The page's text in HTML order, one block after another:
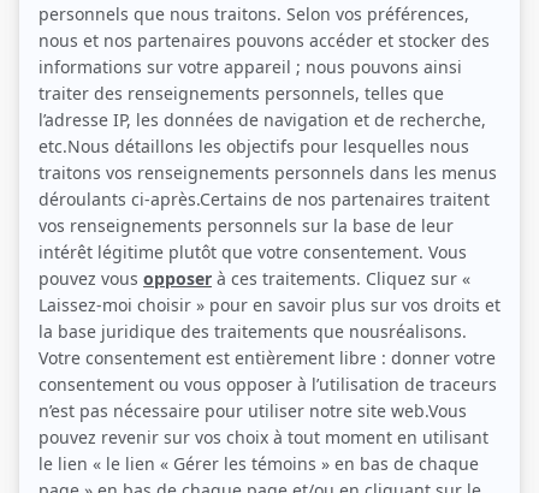
HISTOIRES EXTRAORDINAIRES:
L'ANGE DU BIZARRE
Description sommaire de l'histoire
Un homme raconte à un autre l'étrange histoire d'un joueur de fléchettes.
Celui-ci installe au mauvais bout le fer de ses fléchettes, dont l'une est
soudain aspirée dans son gosier avant d'atteindre ses poumons. L'autre croit à
une plaisanterie ou à un canular, mais il n'en est rien. D'après l'œuvre d'Edgar
Allan Poe.
(Source: Répertoire des séries, feuilletons et téléromans québécois, Jean-Yves
Croteau, Pierre Véronneau, Les Publications du Québec)
Liens
Fiche deHistoires extraordinaires: L'ange du bizarresur Showbizz.net
Genre
Téléthéâtre ou dramatique